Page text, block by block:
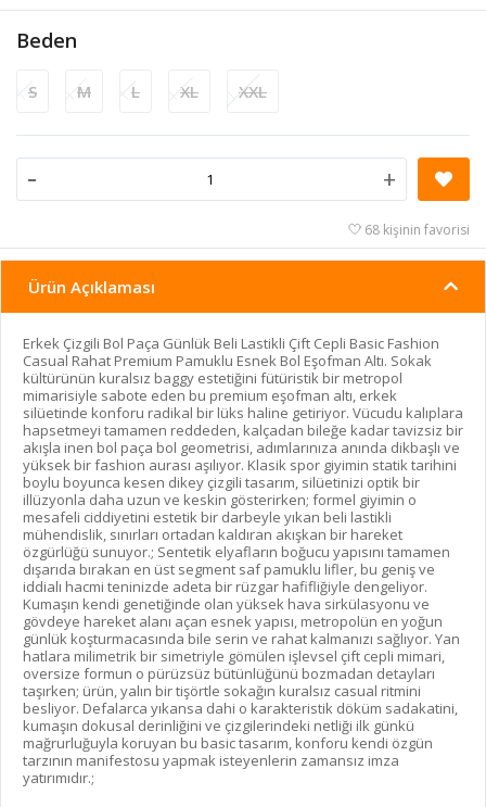
Beden
S M L XL XXL
- +
68 kişinin favorisi
Ürün Açıklaması
Erkek Çizgili Bol Paça Günlük Beli Lastikli Çift Cepli Basic Fashion
Casual Rahat Premium Pamuklu Esnek Bol Eşofman Altı. Sokak
kültürünün kuralsız baggy estetiğini fütüristik bir metropol
mimarisiyle sabote eden bu premium eşofman altı, erkek
silüetinde konforu radikal bir lüks haline getiriyor. Vücudu kalıplara
hapsetmeyi tamamen reddeden, kalçadan bileğe kadar tavizsiz bir
akışla inen bol paça bol geometrisi, adımlarınıza anında dikbaşlı ve
yüksek bir fashion aurası aşılıyor. Klasik spor giyimin statik tarihini
boylu boyunca kesen dikey çizgili tasarım, silüetinizi optik bir
illüzyonla daha uzun ve keskin gösterirken; formel giyimin o
mesafeli ciddiyetini estetik bir darbeyle yıkan beli lastikli
mühendislik, sınırları ortadan kaldıran akışkan bir hareket
özgürlüğü sunuyor.; Sentetik elyafların boğucu yapısını tamamen
dışarıda bırakan en üst segment saf pamuklu lifler, bu geniş ve
iddialı hacmi teninizde adeta bir rüzgar hafifliğiyle dengeliyor.
Kumaşın kendi genetiğinde olan yüksek hava sirkülasyonu ve
gövdeye hareket alanı açan esnek yapısı, metropolün en yoğun
günlük koşturmacasında bile serin ve rahat kalmanızı sağlıyor. Yan
hatlara milimetrik bir simetriyle gömülen işlevsel çift cepli mimari,
oversize formun o pürüzsüz bütünlüğünü bozmadan detayları
taşırken; ürün, yalın bir tişörtle sokağın kuralsız casual ritmini
besliyor. Defalarca yıkansa dahi o karakteristik döküm sadakatini,
kumaşın dokusal derinliğini ve çizgilerindeki netliği ilk günkü
mağrurluğuyla koruyan bu basic tasarım, konforu kendi özgün
tarzının manifestosu yapmak isteyenlerin zamansız imza
yatırımıdır.;